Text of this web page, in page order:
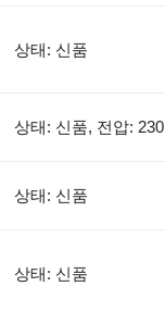
상태: 신품
상태: 신품, 전압: 230
상태: 신품
상태: 신품